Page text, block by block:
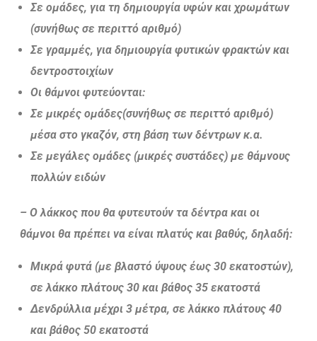
Σε ομάδες, για τη δημιουργία υφών και χρωμάτων
(συνήθως σε περιττό αριθμό)
Σε γραμμές, για δημιουργία φυτικών φρακτών και
δεντροστοιχίων
Οι θάμνοι φυτεύονται:
Σε μικρές ομάδες(συνήθως σε περιττό αριθμό)
μέσα στο γκαζόν, στη βάση των δέντρων κ.α.
Σε μεγάλες ομάδες (μικρές συστάδες) με θάμνους
πολλών ειδών
– Ο λάκκος που θα φυτευτούν τα δέντρα και οι
θάμνοι θα πρέπει να είναι πλατύς και βαθύς, δηλαδή:
Μικρά φυτά (με βλαστό ύψους έως 30 εκατοστών),
σε λάκκο πλάτους 30 και βάθος 35 εκατοστά
Δενδρύλλια μέχρι 3 μέτρα, σε λάκκο πλάτους 40
και βάθος 50 εκατοστά